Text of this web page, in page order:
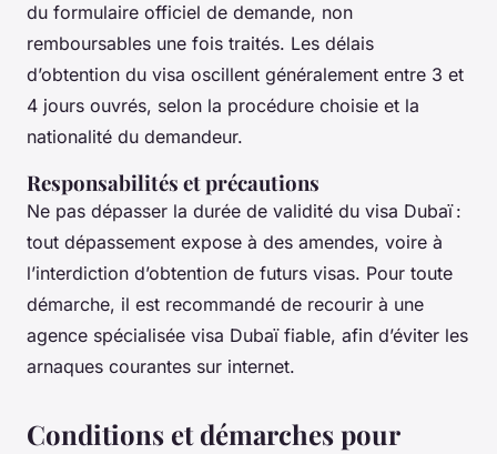
du formulaire officiel de demande, non
remboursables une fois traités. Les délais
d’obtention du visa oscillent généralement entre 3 et
4 jours ouvrés, selon la procédure choisie et la
nationalité du demandeur.
Responsabilités et précautions
Ne pas dépasser la durée de validité du visa Dubaï :
tout dépassement expose à des amendes, voire à
l’interdiction d’obtention de futurs visas. Pour toute
démarche, il est recommandé de recourir à une
agence spécialisée visa Dubaï fiable, afin d’éviter les
arnaques courantes sur internet.
Conditions et démarches pour